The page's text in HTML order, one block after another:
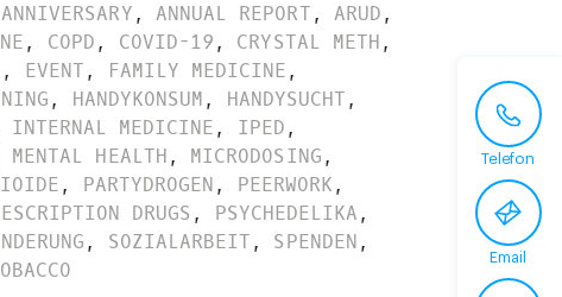
ANNIVERSARY, ANNUAL REPORT, ARUD,
, COPD, COVID-19, CRYSTAL METH,
, EVENT, FAMILY MEDICINE,
, HANDYKONSUM, HANDYSUCHT,
INTERNAL MEDICINE, IPED,
MENTAL HEALTH, MICRODOSING,
, PARTYDROGEN, PEERWORK,
DRUGS , PSYCHEDELIKA,
, SOZIALARBEIT, SPENDEN,
Telefon
Email